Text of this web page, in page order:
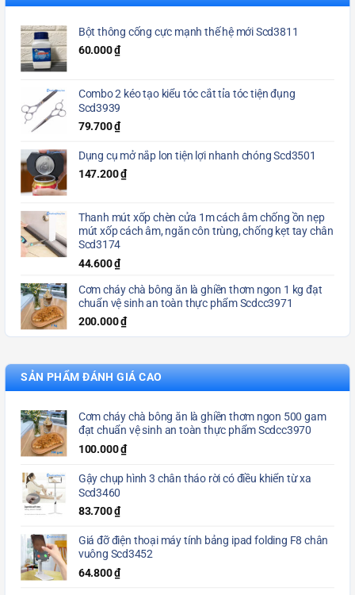
Bột thông cống cực mạnh thế hệ mới Scd3811
60.000₫
Combo 2 kéo tạo kiểu tóc cắt tỉa tóc tiện đụng
Scd3939
79.700₫
Dụng cụ mở nắp lon tiện lợi nhanh chóng Scd3501
147.200₫
Thanh mút xốp chèn cửa 1m cách âm chống ồn nẹp
mút xốp cách âm, ngăn côn trùng, chống kẹt tay chân
Scd3174
44.600₫
Cơm cháy chà bông ăn là ghiền thơm ngon 1 kg đạt
chuẩn vệ sinh an toàn thực phẩm Scdcc3971
200.000₫
SẢN PHẨM ĐÁNH GIÁ CAO
Cơm cháy chà bông ăn là ghiền thơm ngon 500 gam
đạt chuẩn vệ sinh an toàn thực phẩm Scdcc3970
100.000₫
Gậy chụp hình 3 chân tháo rời có điều khiển từ xa
Scd3460
83.700₫
Giá đỡ điện thoại máy tính bảng ipad folding F8 chân
vuông Scd3452
64.800₫